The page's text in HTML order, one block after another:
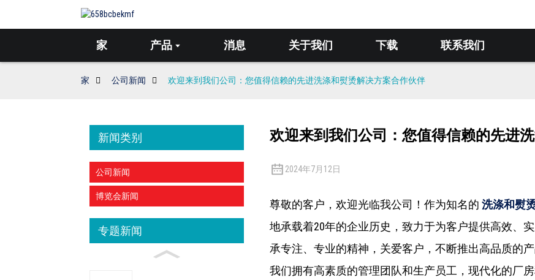
家 产品 消息 关于我们 下载 联系我们
家 公司新闻 欢迎来到我们公司：您值得信赖的先进洗涤和熨烫解决方案合作伙伴
新闻类别
公司新闻
博览会新闻
专题新闻
欢迎来到我们公司：您值得信赖的先进
2024年7月12日
尊敬的客户，欢迎光临我公司！作为知名的 洗涤和熨烫
地承载着20年的企业历史，致力于为客户提供高效、
承专注、专业的精神，关爱客户，不断推出高品质的产
我们拥有高素质的管理团队和生产员工，现代化的厂